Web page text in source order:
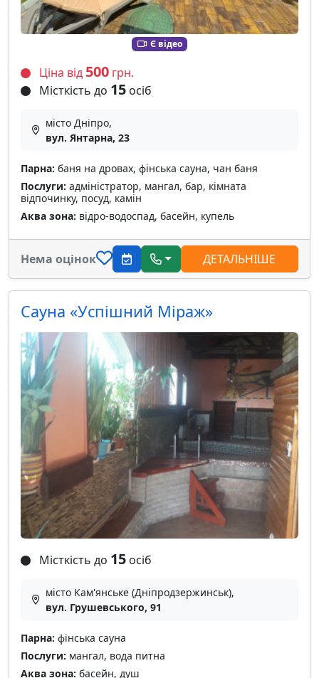
Є відео
Ціна від 500 грн.
Місткість до 15 осіб
місто Дніпро,
вул. Янтарна, 23
Парна: баня на дровах, фінська сауна, чан баня
Послуги: адміністратор, мангал, бар, кімната
відпочинку, посуд, камін
Аква зона: відро-водоспад, басейн, купель
Нема оцінок ДЕТАЛЬНІШЕ
Сауна «Успішний Міраж»
Місткість до 15 осіб
місто Кам'янське (Дніпродзержинськ),
вул. Грушевського, 91
Парна: фінська сауна
Послуги: мангал, вода питна
Аква зона: басейн, душ